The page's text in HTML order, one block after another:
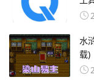
水
载)